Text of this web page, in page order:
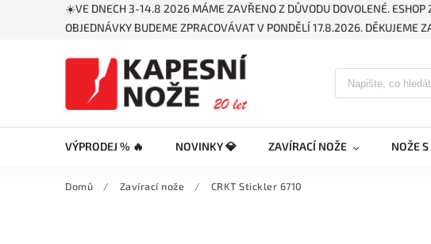
☀️VE DNECH 3-14.8 2026 MÁME ZAVŘENO Z DŮVODU DOVOLENÉ. ESHOP
OBJEDNÁVKY BUDEME ZPRACOVÁVAT V PONDĚLÍ 17.8.2026. DĚKUJEME
VÝPRODEJ % 🔥 NOVINKY 💎 ZAVÍRACÍ NOŽE NOŽE
Domů / Zavírací nože / CRKT Stickler 6710